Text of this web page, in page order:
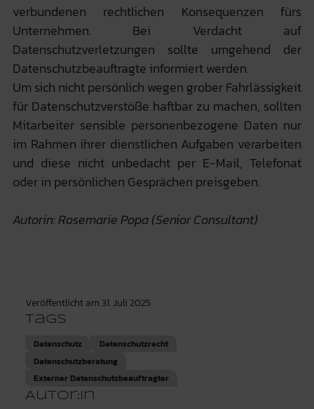
verbundenen rechtlichen Konsequenzen fürs
Unternehmen. Bei Verdacht auf
Datenschutzverletzungen sollte umgehend der
Datenschutzbeauftragte informiert werden.
Um sich nicht persönlich wegen grober Fahrlässigkeit
für Datenschutzverstöße haftbar zu machen, sollten
Mitarbeiter sensible personenbezogene Daten nur
im Rahmen ihrer dienstlichen Aufgaben verarbeiten
und diese nicht unbedacht per E-Mail, Telefonat
oder in persönlichen Gesprächen preisgeben.
Autorin: Rosemarie Popa (Senior Consultant)
Veröffentlicht am 31. Juli 2025
Tags
Datenschutz
Datenschutzrecht
Datenschutzberatung
Externer Datenschutzbeauftragter
Autor:in